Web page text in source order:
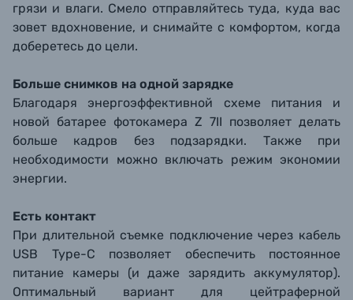
грязи и влаги. Смело отправляйтесь туда, куда вас
зовет вдохновение, и снимайте с комфортом, когда
доберетесь до цели.
Больше снимков на одной зарядке
Благодаря энергоэффективной схеме питания и
новой батарее фотокамера Z 7II позволяет делать
больше кадров без подзарядки. Также при
необходимости можно включать режим экономии
энергии.
Есть контакт
При длительной съемке подключение через кабель
USB Type-C позволяет обеспечить постоянное
питание камеры (и даже зарядить аккумулятор).
Оптимальный вариант для цейтраферной